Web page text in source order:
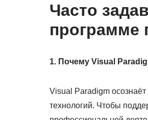
Часто
программе
1. Почему Visual
Visual Paradigm
технологий. Чтобы